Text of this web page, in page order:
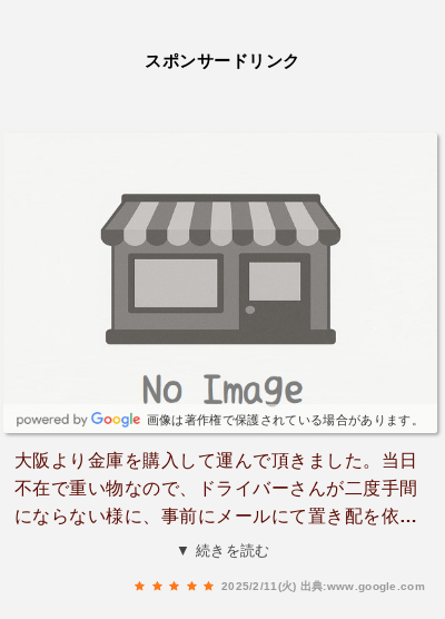
スポンサードリンク
画像は著作権で保護されている場合があります。
大阪より金庫を購入して運んで頂きました。当日
不在で重い物なので、ドライバーさんが二度手間
にならない様に、事前にメールにて置き配を依頼
しました。指定した場所に丁寧に置かれていまし
▼ 続きを読む
2025/2/11(火) 出典:www.google.com